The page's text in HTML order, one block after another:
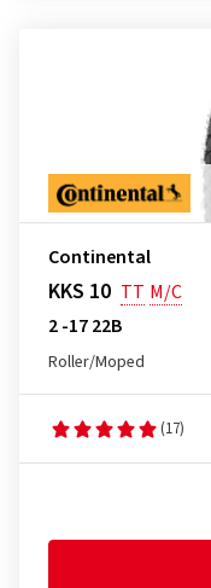
Continental
KKS 10 TT M/C
2 -17 22B
Roller/Moped
(17)